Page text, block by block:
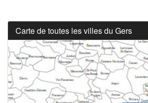
Carte de toutes les villes du Gers